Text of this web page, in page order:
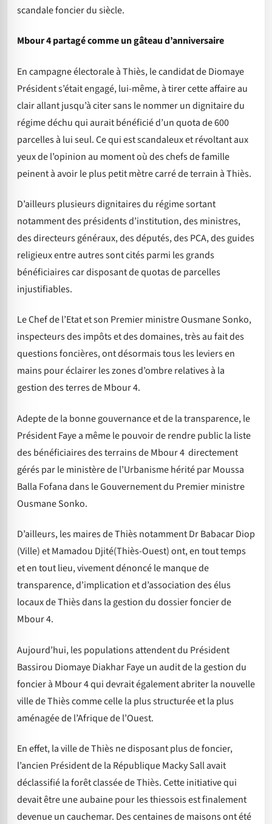
scandale foncier du siècle.
Mbour 4 partagé comme un gâteau d’anniversaire
En campagne électorale à Thiès, le candidat de Diomaye
Président s’était engagé, lui-même, à tirer cette affaire au
clair allant jusqu’à citer sans le nommer un dignitaire du
régime déchu qui aurait bénéficié d’un quota de 600
parcelles à lui seul. Ce qui est scandaleux et révoltant aux
yeux de l’opinion au moment où des chefs de famille
peinent à avoir le plus petit mètre carré de terrain à Thiès.
D’ailleurs plusieurs dignitaires du régime sortant
notamment des présidents d’institution, des ministres,
des directeurs généraux, des députés, des PCA, des guides
religieux entre autres sont cités parmi les grands
bénéficiaires car disposant de quotas de parcelles
injustifiables.
Le Chef de l’Etat et son Premier ministre Ousmane Sonko,
inspecteurs des impôts et des domaines, très au fait des
questions foncières, ont désormais tous les leviers en
mains pour éclairer les zones d’ombre relatives à la
gestion des terres de Mbour 4.
Adepte de la bonne gouvernance et de la transparence, le
Président Faye a même le pouvoir de rendre public la liste
des bénéficiaires des terrains de Mbour 4 directement
gérés par le ministère de l’Urbanisme hérité par Moussa
Balla Fofana dans le Gouvernement du Premier ministre
Ousmane Sonko.
D’ailleurs, les maires de Thiès notamment Dr Babacar Diop
(Ville) et Mamadou Djité(Thiès-Ouest) ont, en tout temps
et en tout lieu, vivement dénoncé le manque de
transparence, d’implication et d’association des élus
locaux de Thiès dans la gestion du dossier foncier de
Mbour 4.
Aujourd’hui, les populations attendent du Président
Bassirou Diomaye Diakhar Faye un audit de la gestion du
foncier à Mbour 4 qui devrait également abriter la nouvelle
ville de Thiès comme celle la plus structurée et la plus
aménagée de l’Afrique de l’Ouest.
En effet, la ville de Thiès ne disposant plus de foncier,
l’ancien Président de la République Macky Sall avait
déclassifié la forêt classée de Thiès. Cette initiative qui
devait être une aubaine pour les thiessois est finalement
devenue un cauchemar. Des centaines de maisons ont été